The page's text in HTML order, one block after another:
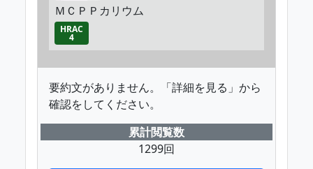
ＭＣＰＰカリウム
HRAC
4
要約文がありません。「詳細を見る」から
確認をしてください。
累計閲覧数
1299回